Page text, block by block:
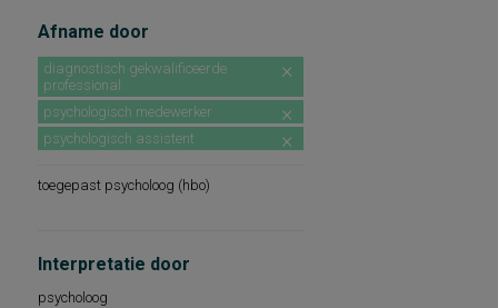
Afname door
diagnostisch gekwalificeerde
professional
psychologisch medewerker
psychologisch assistent
toegepast psycholoog (hbo)
Interpretatie door
psycholoog